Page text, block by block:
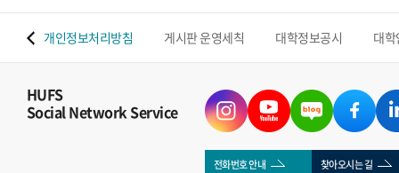
개인정보처리방침 게시판 운영세칙 대학정보공시 대
HUFS
Social Network Service
전화번호 안내 찾아오시는 길